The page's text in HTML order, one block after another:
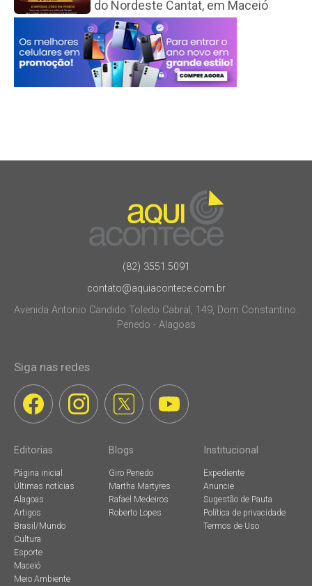
do Nordeste Cantat, em Maceió
(82) 3551.5091
contato@aquiacontece.com.br
Avenida Antonio Candido Toledo Cabral, 149, Dom Constantino.
Penedo - Alagoas
Siga nas redes
Editorias
Página inicial
Últimas notícias
Alagoas
Artigos
Brasil/Mundo
Cultura
Esporte
Maceió
Meio Ambiente
Blogs
Giro Penedo
Martha Martyres
Rafael Medeiros
Roberto Lopes
Institucional
Expediente
Anuncie
Sugestão de Pauta
Política de privacidade
Termos de Uso